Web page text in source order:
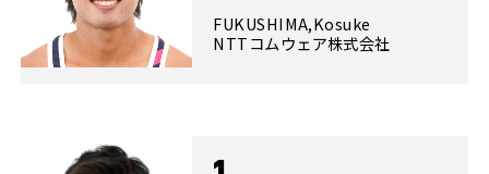
FUKUSHIMA,Kosuke
NTTコムウェア株式会社